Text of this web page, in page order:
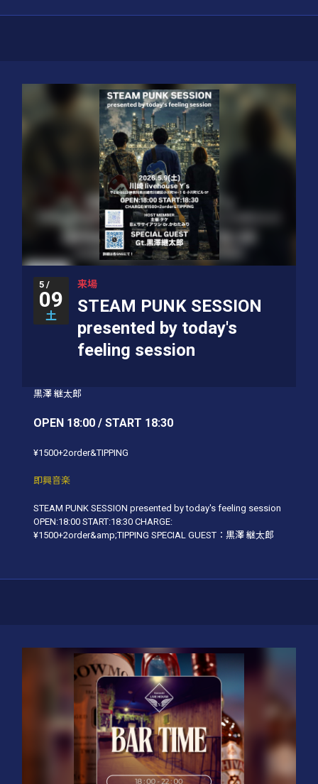
5 /
09
土
来場
STEAM PUNK SESSION
presented by today's
feeling session
黒澤 継太郎
OPEN 18:00 / START 18:30
¥1500+2order&TIPPING
即興音楽
STEAM PUNK SESSION presented by today's feeling session
OPEN:18:00 START:18:30 CHARGE:
¥1500+2order&amp;TIPPING SPECIAL GUEST：黒澤 継太郎